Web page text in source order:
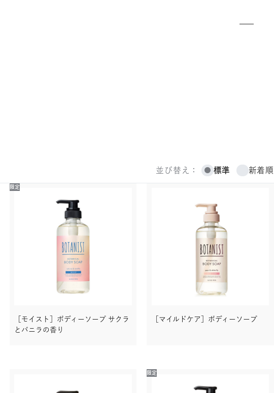
並び替え： 標準 新着順
限定
［モイスト］ボディーソープ サクラ
とバニラの香り
［マイルドケア］ボディーソープ
限定